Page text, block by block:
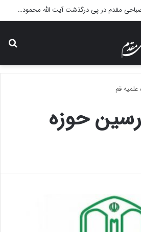
پیام تسلیت آیت الله مصباحی مقدم در پی درگذشت آیت الله محمودی گلپایگانی
قم
حوزه